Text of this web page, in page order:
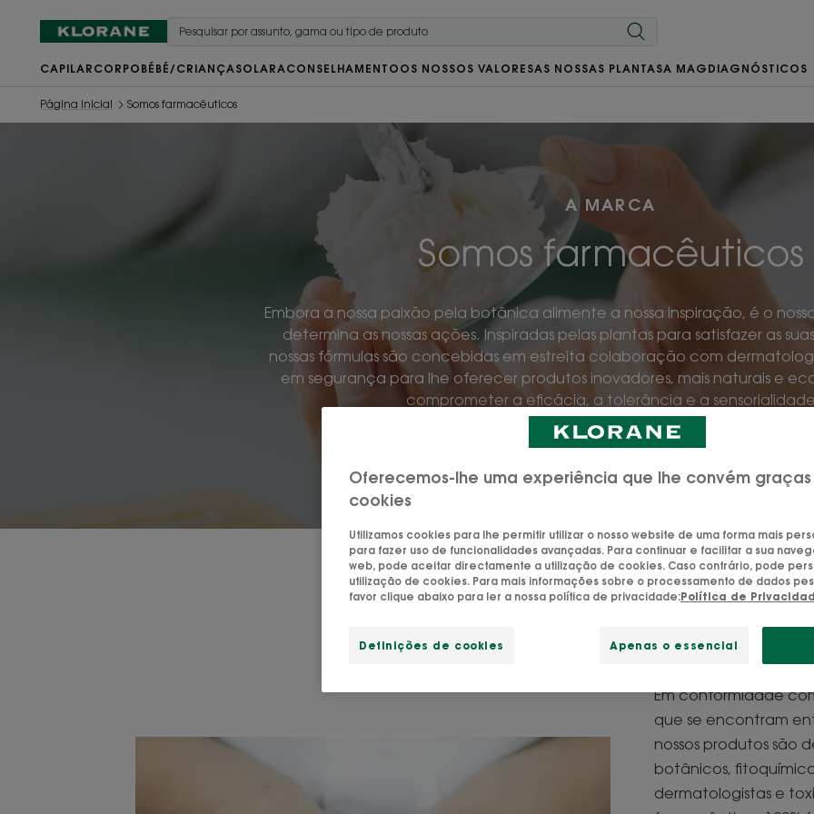
CAPILAR CORPO BÉBÉ/CRIANÇA SOLARACONSELHAMENTO OS NOSSOS VALORESAS NOSSAS PLANTASA MAG DIAGNÓSTICOS
Página inicial Somos farmacêuticos
A MARCA
Somos farmacêuticos
Embora a nossa paixão pela botânica alimente a nossa inspiração, é o
determina as nossas ações. Inspiradas pelas plantas para satisfazer as
nossas fórmulas são concebidas em estreita colaboração com
em segurança para lhe oferecer produtos inovadores, mais naturais e
comprometer a eficácia, a tolerância e a sensorialidade
29/10/25, validado pora nossa equipa de especialistas Klorane
Carta de
Em conformidade
que se encontram
nossos produtos são
botânicos,
dermatologistas e
Oferecemos-lhe uma experiência que lhe convém
cookies
Utilizamos cookies para lhe permitir utilizar o nosso website de uma forma mais
para fazer uso de funcionalidades avançadas. Para continuar e facilitar a sua
web, pode aceitar directamente a utilização de cookies. Caso contrário, pode
utilização de cookies. Para mais informações sobre o processamento de dados
favor clique abaixo para ler a nossa política de privacidade:Política de
Definições de cookies Apenas o essencial